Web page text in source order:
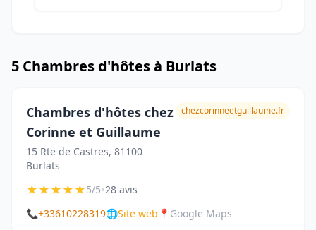
5 Chambres d'hôtes à Burlats
Chambres d'hôtes chez
Corinne et Guillaume
15 Rte de Castres, 81100
Burlats
chezcorinneetguillaume.fr
★★★★★5/5•28 avis
📞+33610228319🌐Site web 📍 Google Maps